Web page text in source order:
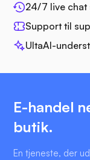
24/7 live chat
Support til
UltaAI-
E-handel
butik.
En tjeneste, der